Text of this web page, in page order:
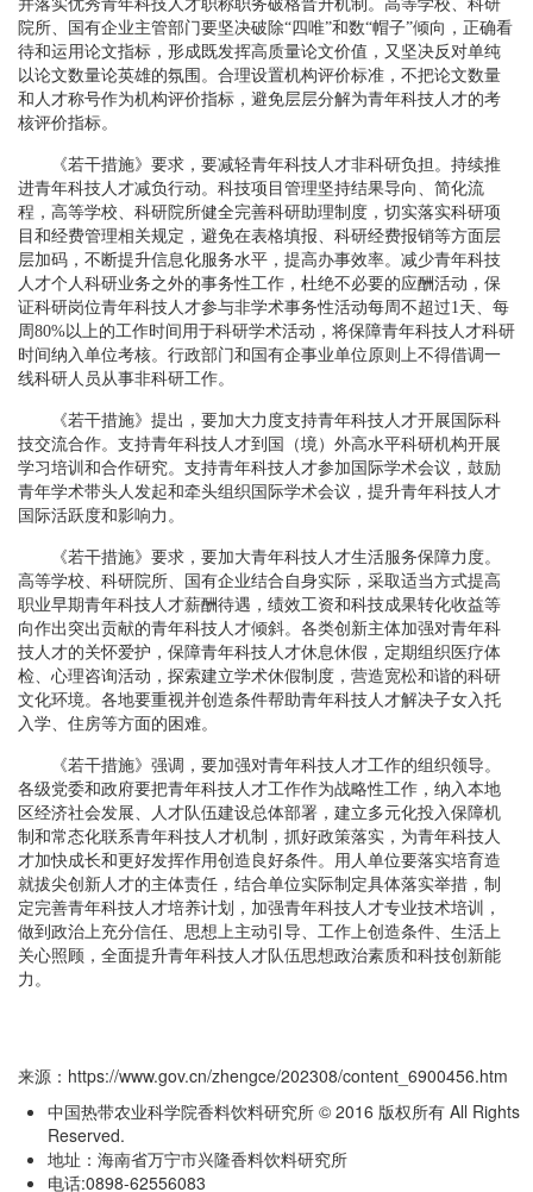
并落实优秀青年科技人才职称职务破格晋升机制。高等学校、科研
院所、国有企业主管部门要坚决破除“四唯”和数“帽子”倾向，正确看
待和运用论文指标，形成既发挥高质量论文价值，又坚决反对单纯
以论文数量论英雄的氛围。合理设置机构评价标准，不把论文数量
和人才称号作为机构评价指标，避免层层分解为青年科技人才的考
核评价指标。
《若干措施》要求，要减轻青年科技人才非科研负担。持续推
进青年科技人才减负行动。科技项目管理坚持结果导向、简化流
程，高等学校、科研院所健全完善科研助理制度，切实落实科研项
目和经费管理相关规定，避免在表格填报、科研经费报销等方面层
层加码，不断提升信息化服务水平，提高办事效率。减少青年科技
人才个人科研业务之外的事务性工作，杜绝不必要的应酬活动，保
证科研岗位青年科技人才参与非学术事务性活动每周不超过1天、每
周80%以上的工作时间用于科研学术活动，将保障青年科技人才科研
时间纳入单位考核。行政部门和国有企事业单位原则上不得借调一
线科研人员从事非科研工作。
《若干措施》提出，要加大力度支持青年科技人才开展国际科
技交流合作。支持青年科技人才到国（境）外高水平科研机构开展
学习培训和合作研究。支持青年科技人才参加国际学术会议，鼓励
青年学术带头人发起和牵头组织国际学术会议，提升青年科技人才
国际活跃度和影响力。
《若干措施》要求，要加大青年科技人才生活服务保障力度。
高等学校、科研院所、国有企业结合自身实际，采取适当方式提高
职业早期青年科技人才薪酬待遇，绩效工资和科技成果转化收益等
向作出突出贡献的青年科技人才倾斜。各类创新主体加强对青年科
技人才的关怀爱护，保障青年科技人才休息休假，定期组织医疗体
检、心理咨询活动，探索建立学术休假制度，营造宽松和谐的科研
文化环境。各地要重视并创造条件帮助青年科技人才解决子女入托
入学、住房等方面的困难。
《若干措施》强调，要加强对青年科技人才工作的组织领导。
各级党委和政府要把青年科技人才工作作为战略性工作，纳入本地
区经济社会发展、人才队伍建设总体部署，建立多元化投入保障机
制和常态化联系青年科技人才机制，抓好政策落实，为青年科技人
才加快成长和更好发挥作用创造良好条件。用人单位要落实培育造
就拔尖创新人才的主体责任，结合单位实际制定具体落实举措，制
定完善青年科技人才培养计划，加强青年科技人才专业技术培训，
做到政治上充分信任、思想上主动引导、工作上创造条件、生活上
关心照顾，全面提升青年科技人才队伍思想政治素质和科技创新能
力。
来源：https://www.gov.cn/zhengce/202308/content_6900456.htm
中国热带农业科学院香料饮料研究所 © 2016 版权所有 All Rights
Reserved.
地址：海南省万宁市兴隆香料饮料研究所
电话:0898-62556083